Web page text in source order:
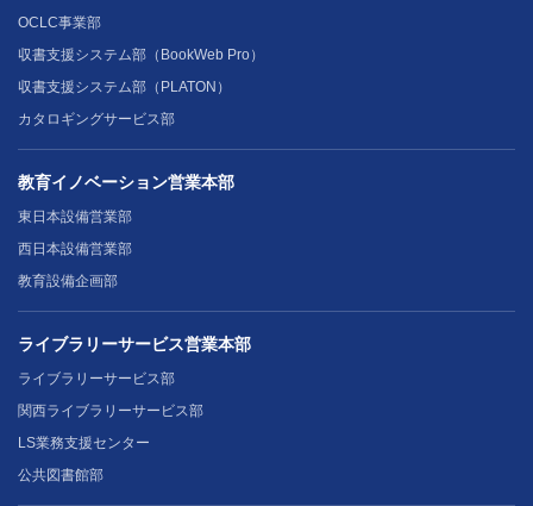
OCLC事業部
収書支援システム部（BookWeb Pro）
収書支援システム部（PLATON）
カタロギングサービス部
教育イノベーション営業本部
東日本設備営業部
西日本設備営業部
教育設備企画部
ライブラリーサービス営業本部
ライブラリーサービス部
関西ライブラリーサービス部
LS業務支援センター
公共図書館部